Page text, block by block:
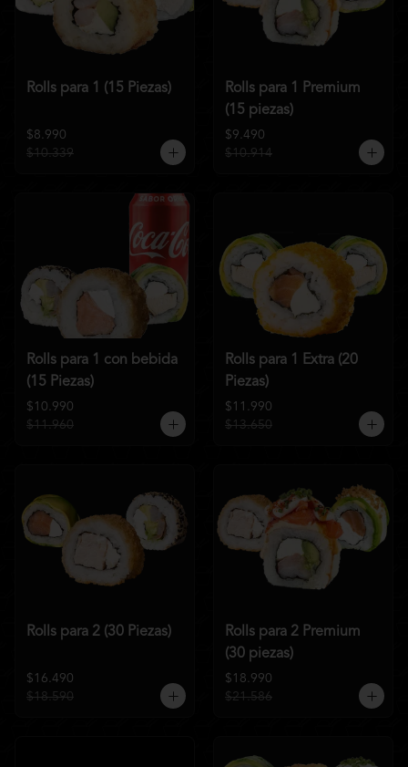
Rolls para 1 (15 Piezas)
$8.990
$10.339
Rolls para 1 Premium
(15 piezas)
$9.490
$10.914
Rolls para 1 con bebida
(15 Piezas)
$10.990
$11.960
Rolls para 1 Extra (20
Piezas)
$11.990
$13.650
Rolls para 2 (30 Piezas)
$16.490
$18.590
Rolls para 2 Premium
(30 piezas)
$18.990
$21.586